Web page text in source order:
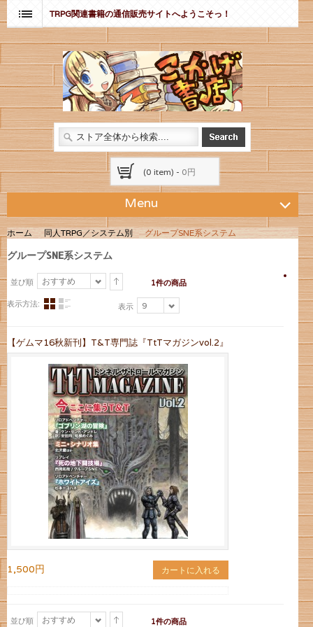
TRPG関連書籍の通信販売サイトへようこそっ！
(0 item) - 0円
Menu
ホーム 同人TRPG／システム別 グループSNE系システム
グループSNE系システム
並び順 おすすめ 1件の商品
表示方法: 表示 9
【ゲムマ16秋新刊】T&T専門誌『TtTマガジンvol.2』
1,500円 カートに入れる
並び順 おすすめ 1件の商品